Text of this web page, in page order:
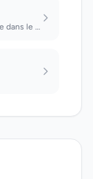
(d'animal) Jalousie (instrument) Dispute dans le ménage